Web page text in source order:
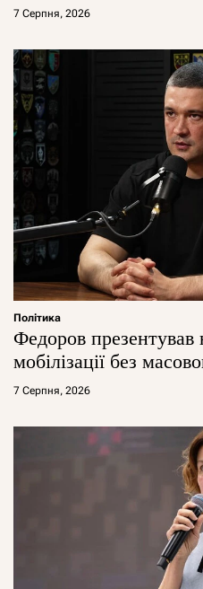
7 Серпня, 2026
Політика
Федоров
мобілізації без
7 Серпня, 2026